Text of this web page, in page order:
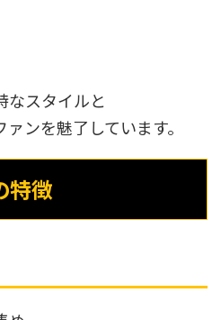
なスタイルと
ンを魅了しています。
特徴